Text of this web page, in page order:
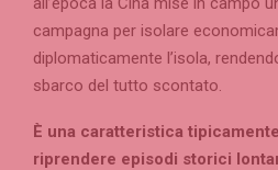
campagna per isolare
diplomaticamente l’isola,
sbarco del tutto scontato.
È una caratteristica
riprendere episodi storici